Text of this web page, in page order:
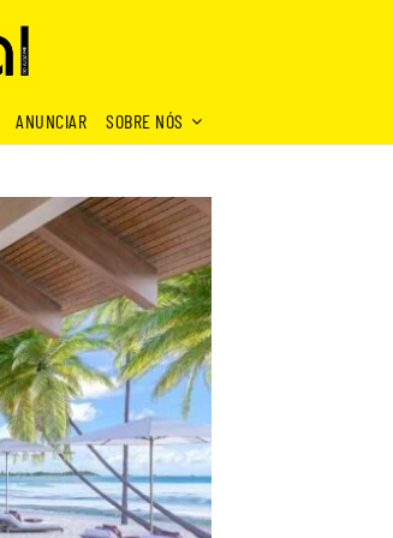
ANUNCIAR SOBRE NÓS